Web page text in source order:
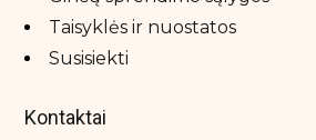
Taisyklės ir nuostatos
Susisiekti
Kontaktai